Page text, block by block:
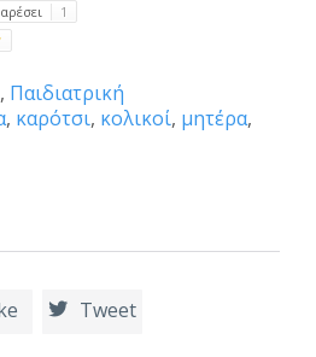
1
, Παιδιατρική
, καρότσι, κολικοί, μητέρα,
 Tweet